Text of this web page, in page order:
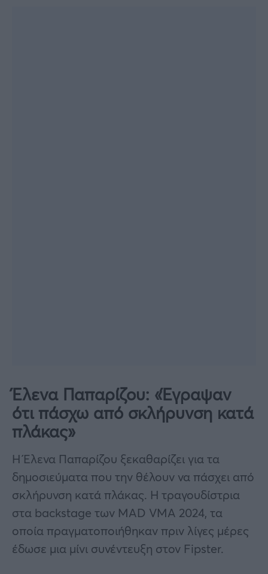
Έλενα Παπαρίζου: «Έγραψαν
ότι πάσχω από σκλήρυνση κατά
πλάκας»
Η Έλενα Παπαρίζου ξεκαθαρίζει για τα
δημοσιεύματα που την θέλουν να πάσχει από
σκλήρυνση κατά πλάκας. Η τραγουδίστρια
στα backstage των MAD VMA 2024, τα
οποία πραγματοποιήθηκαν πριν λίγες μέρες
έδωσε μια μίνι συνέντευξη στον Fipster.